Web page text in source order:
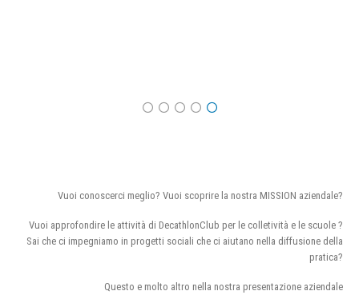
Vuoi conoscerci meglio? Vuoi scoprire la nostra MISSION aziendale?
Vuoi approfondire le attività di DecathlonClub per le colletività e le scuole ?
Sai che ci impegniamo in progetti sociali che ci aiutano nella diffusione della
pratica?
Questo e molto altro nella nostra presentazione aziendale